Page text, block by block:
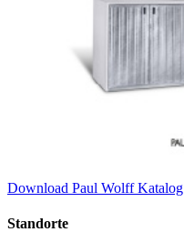
Download Paul Wolff Katalog
Standorte